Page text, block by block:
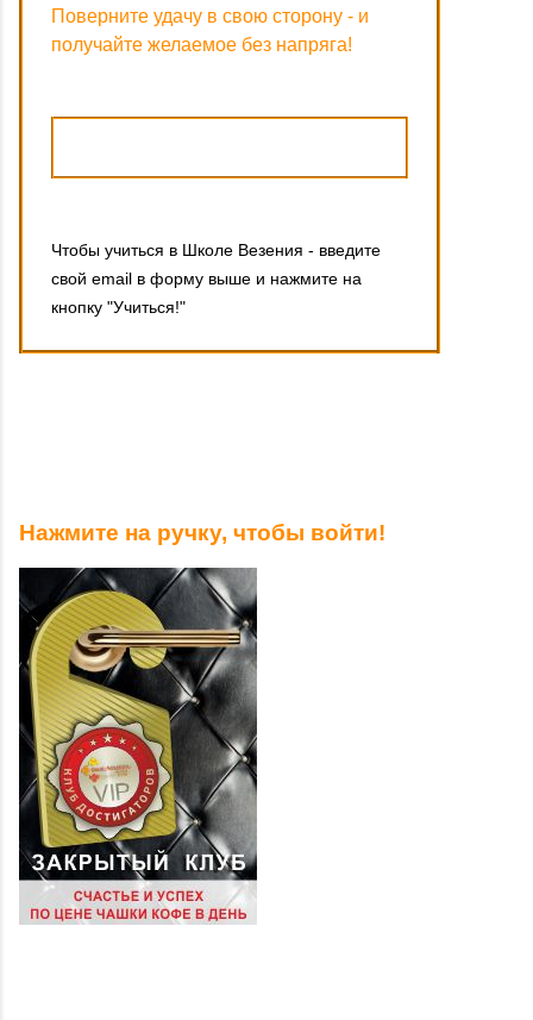
Поверните удачу в свою сторону - и
получайте желаемое без напряга!
Чтобы учиться в Школе Везения - введите
свой email в форму выше и нажмите на
кнопку "Учиться!"
Нажмите на ручку, чтобы войти!